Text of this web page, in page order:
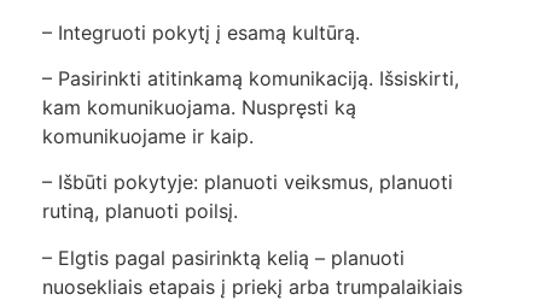
– Integruoti pokytį į esamą kultūrą.
– Pasirinkti atitinkamą komunikaciją. Išsiskirti,
kam komunikuojama. Nuspręsti ką
komunikuojame ir kaip.
– Išbūti pokytyje: planuoti veiksmus, planuoti
rutiną, planuoti poilsį.
– Elgtis pagal pasirinktą kelią – planuoti
nuosekliais etapais į priekį arba trumpalaikiais